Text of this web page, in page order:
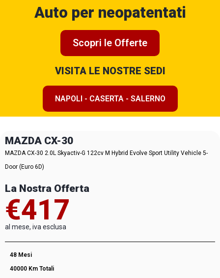
Auto per neopatentati
Scopri le Offerte
VISITA LE NOSTRE SEDI
NAPOLI - CASERTA - SALERNO
MAZDA CX-30
MAZDA CX-30 2.0L Skyactiv-G 122cv M Hybrid Evolve Sport Utility Vehicle 5-
Door (Euro 6D)
La Nostra Offerta
€417
al mese, iva esclusa
48 Mesi
40000 Km Totali